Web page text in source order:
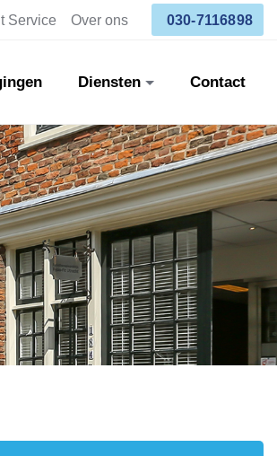
Service Over ons 030-7116898
Diensten Contact